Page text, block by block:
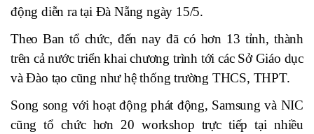
động diễn ra tại Đà Nẵng ngày 15/5.
Theo Ban tổ chức, đến nay đã có hơn 13 tỉnh, thành
trên cả nước triển khai chương trình tới các Sở Giáo dục
và Đào tạo cũng như hệ thống trường THCS, THPT.
Song song với hoạt động phát động, Samsung và NIC
cũng tổ chức hơn 20 workshop trực tiếp tại nhiều